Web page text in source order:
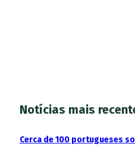
Notícias mais
Cerca de 100 portugueses